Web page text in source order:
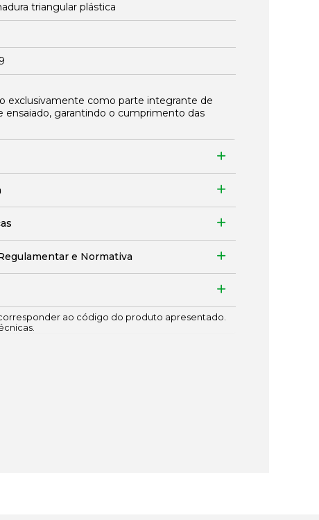
triangular plástica
exclusivamente como parte integrante de
ensaiado, garantindo o cumprimento das
e Normativa
ao código do produto apresentado.